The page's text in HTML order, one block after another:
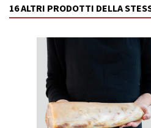
16 ALTRI PRODOTTI DELLA